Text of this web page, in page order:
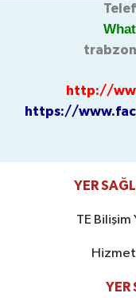
http://
https://
YER
TE Bilişim
YER